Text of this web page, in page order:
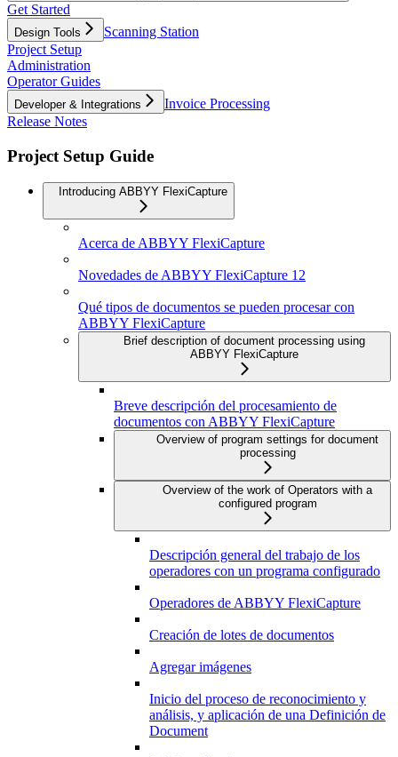
Get Started
Design Tools
Scanning Station
Project Setup
Administration
Operator Guides
Developer & Integrations
Invoice Processing
Release Notes
Project Setup Guide
Introducing ABBYY FlexiCapture
Acerca de ABBYY FlexiCapture
Novedades de ABBYY FlexiCapture 12
Qué tipos de documentos se pueden procesar con
ABBYY FlexiCapture
Brief description of document processing using
ABBYY FlexiCapture
Breve descripción del procesamiento de
documentos con ABBYY FlexiCapture
Overview of program settings for document
processing
Overview of the work of Operators with a
configured program
Descripción general del trabajo de los
operadores con un programa configurado
Operadores de ABBYY FlexiCapture
Creación de lotes de documentos
Agregar imágenes
Inicio del proceso de reconocimiento y
análisis, y aplicación de una Definición de
Document